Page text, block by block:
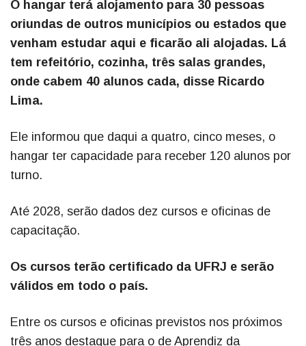
O hangar terá alojamento para 30 pessoas
oriundas de outros municípios ou estados que
venham estudar aqui e ficarão ali alojadas. Lá
tem refeitório, cozinha, três salas grandes,
onde cabem 40 alunos cada, disse Ricardo
Lima.
Ele informou que daqui a quatro, cinco meses, o
hangar ter capacidade para receber 120 alunos por
turno.
Até 2028, serão dados dez cursos e oficinas de
capacitação.
Os cursos terão certificado da UFRJ e serão
válidos em todo o país.
Entre os cursos e oficinas previstos nos próximos
três anos destaque para o de Aprendiz da